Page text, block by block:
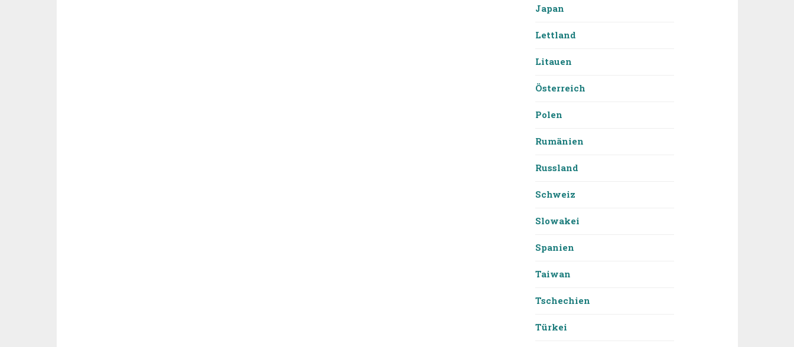
Japan
Lettland
Litauen
Österreich
Polen
Rumänien
Russland
Schweiz
Slowakei
Spanien
Taiwan
Tschechien
Türkei